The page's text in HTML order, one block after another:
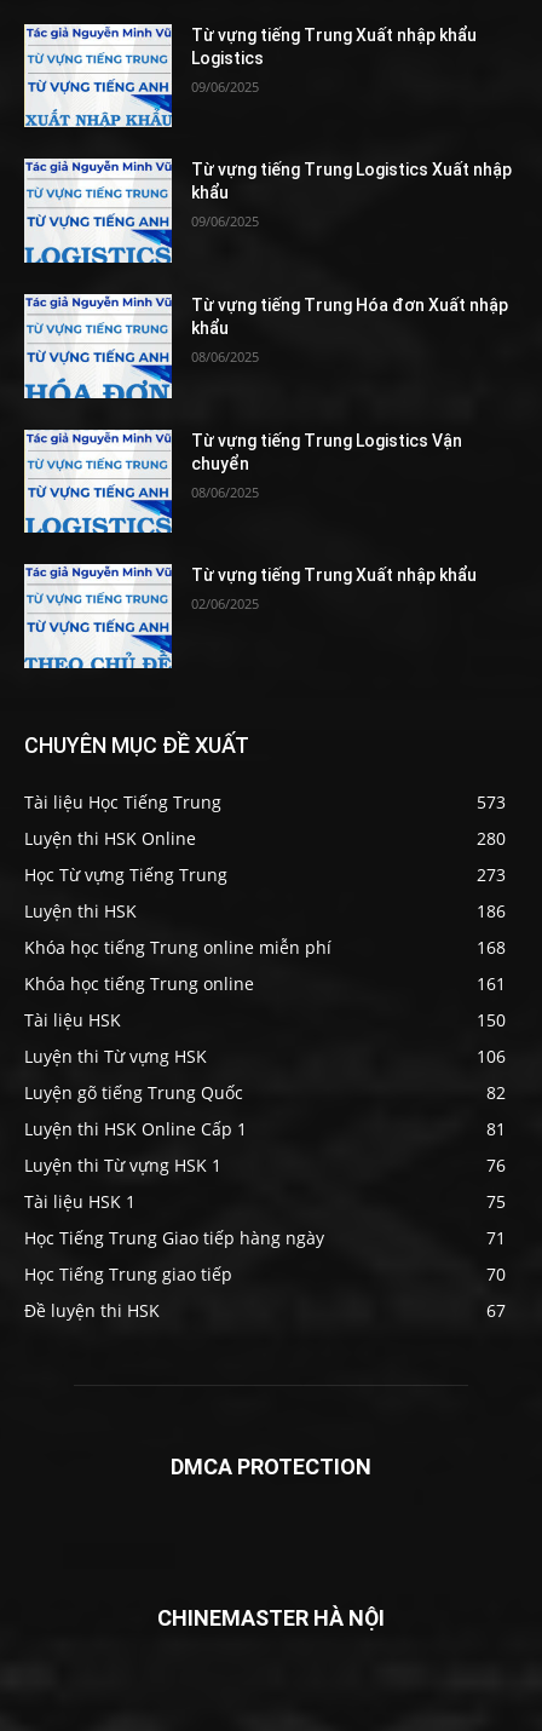
Từ vựng tiếng Trung Xuất nhập khẩu
Logistics
09/06/2025
Từ vựng tiếng Trung Logistics Xuất nhập
khẩu
09/06/2025
Từ vựng tiếng Trung Hóa đơn Xuất nhập
khẩu
08/06/2025
Từ vựng tiếng Trung Logistics Vận
chuyển
08/06/2025
Từ vựng tiếng Trung Xuất nhập khẩu
02/06/2025
CHUYÊN MỤC ĐỀ XUẤT
Tài liệu Học Tiếng Trung
573
Luyện thi HSK Online
280
Học Từ vựng Tiếng Trung
273
Luyện thi HSK
186
Khóa học tiếng Trung online miễn phí
168
Khóa học tiếng Trung online
161
Tài liệu HSK
150
Luyện thi Từ vựng HSK
106
Luyện gõ tiếng Trung Quốc
82
Luyện thi HSK Online Cấp 1
81
Luyện thi Từ vựng HSK 1
76
Tài liệu HSK 1
75
Học Tiếng Trung Giao tiếp hàng ngày
71
Học Tiếng Trung giao tiếp
70
Đề luyện thi HSK
67
DMCA PROTECTION
CHINEMASTER HÀ NỘI